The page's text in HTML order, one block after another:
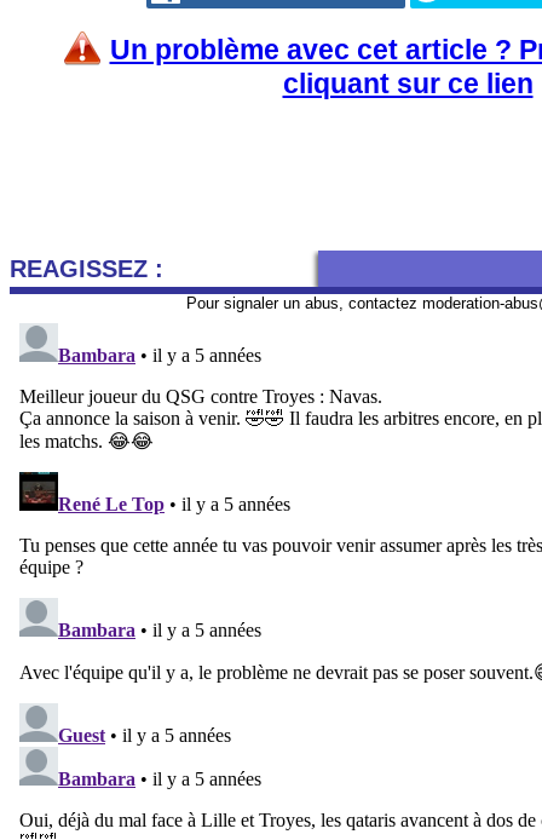
Un problème avec cet article ?
cliquant sur ce lien
REAGISSEZ :
Pour signaler un abus, contactez moderation-